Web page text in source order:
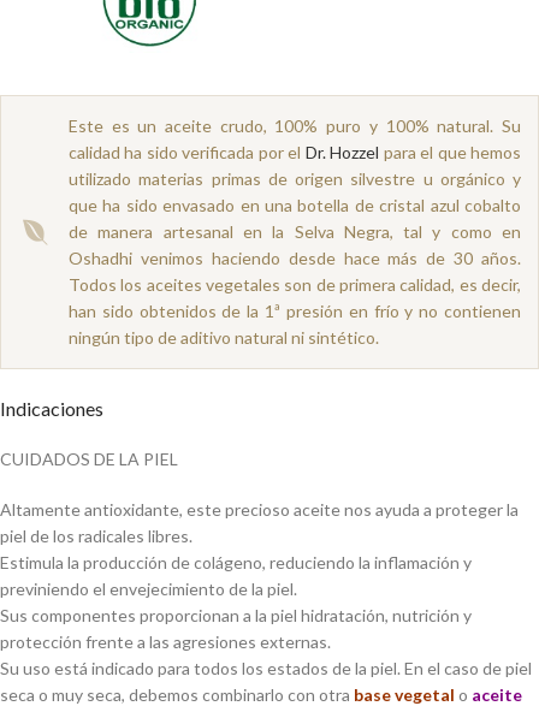
Este es un aceite crudo, 100% puro y 100% natural. Su
calidad ha sido verificada por el Dr. Hozzel para el que hemos
utilizado materias primas de origen silvestre u orgánico y
que ha sido envasado en una botella de cristal azul cobalto
de manera artesanal en la Selva Negra, tal y como en
Oshadhi venimos haciendo desde hace más de 30 años.
Todos los aceites vegetales son de primera calidad, es decir,
han sido obtenidos de la 1ª presión en frío y no contienen
ningún tipo de aditivo natural ni sintético.
Indicaciones
CUIDADOS DE LA PIEL
Altamente antioxidante, este precioso aceite nos ayuda a proteger la
piel de los radicales libres.
Estimula la producción de colágeno, reduciendo la inflamación y
previniendo el envejecimiento de la piel.
Sus componentes proporcionan a la piel hidratación, nutrición y
protección frente a las agresiones externas.
Su uso está indicado para todos los estados de la piel. En el caso de piel
seca o muy seca, debemos combinarlo con otra base vegetal o aceite